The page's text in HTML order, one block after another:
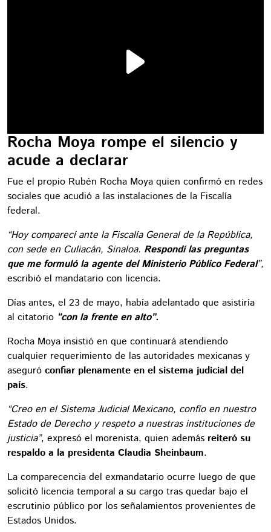
Rocha Moya rompe el silencio y
acude a declarar
Fue el propio Rubén Rocha Moya quien confirmó en redes
sociales que acudió a las instalaciones de la Fiscalía
federal.
“Hoy comparecí ante la Fiscalía General de la República,
con sede en Culiacán, Sinaloa. Respondí las preguntas
que me formuló la agente del Ministerio Público Federal”,
escribió el mandatario con licencia.
Días antes, el 23 de mayo, había adelantado que asistiría
al citatorio “con la frente en alto”.
Rocha Moya insistió en que continuará atendiendo
cualquier requerimiento de las autoridades mexicanas y
aseguró confiar plenamente en el sistema judicial del
país.
“Creo en el Sistema Judicial Mexicano, confío en nuestro
Estado de Derecho y respeto a nuestras instituciones de
justicia”, expresó el morenista, quien además reiteró su
respaldo a la presidenta Claudia Sheinbaum.
La comparecencia del exmandatario ocurre luego de que
solicitó licencia temporal a su cargo tras quedar bajo el
escrutinio público por los señalamientos provenientes de
Estados Unidos.